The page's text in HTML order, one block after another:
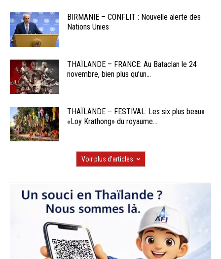
BIRMANIE – CONFLIT : Nouvelle alerte des
Nations Unies
THAÏLANDE – FRANCE: Au Bataclan le 24
novembre, bien plus qu’un...
THAÏLANDE – FESTIVAL: Les six plus beaux
«Loy Krathong» du royaume...
Voir plus d'articles